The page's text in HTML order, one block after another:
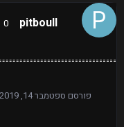
pitboull
0
פורסם ספטמבר 14, 2019